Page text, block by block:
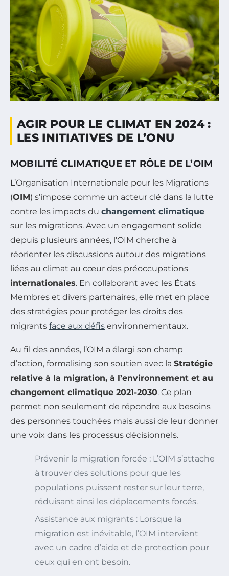
AGIR POUR LE CLIMAT EN 2024 :
LES INITIATIVES DE L’ONU
MOBILITÉ CLIMATIQUE ET RÔLE DE L’OIM
L’Organisation Internationale pour les Migrations
(OIM) s’impose comme un acteur clé dans la lutte
contre les impacts du changement climatique
sur les migrations. Avec un engagement solide
depuis plusieurs années, l’OIM cherche à
réorienter les discussions autour des migrations
liées au climat au cœur des préoccupations
internationales. En collaborant avec les États
Membres et divers partenaires, elle met en place
des stratégies pour protéger les droits des
migrants face aux défis environnementaux.
Au fil des années, l’OIM a élargi son champ
d’action, formalising son soutien avec la Stratégie
relative à la migration, à l’environnement et au
changement climatique 2021-2030. Ce plan
permet non seulement de répondre aux besoins
des personnes touchées mais aussi de leur donner
une voix dans les processus décisionnels.
Prévenir la migration forcée : L’OIM s’attache
à trouver des solutions pour que les
populations puissent rester sur leur terre,
réduisant ainsi les déplacements forcés.
Assistance aux migrants : Lorsque la
migration est inévitable, l’OIM intervient
avec un cadre d’aide et de protection pour
ceux qui en ont besoin.